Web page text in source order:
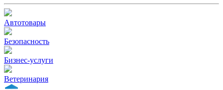
Автотовары
Безопасность
Бизнес-услуги
Ветеринария